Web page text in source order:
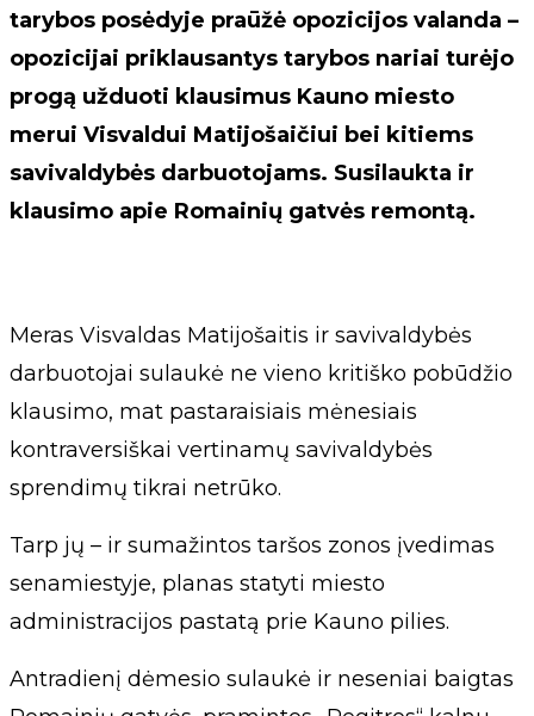
tarybos posėdyje praūžė opozicijos valanda –
opozicijai priklausantys tarybos nariai turėjo
progą užduoti klausimus Kauno miesto
merui Visvaldui Matijošaičiui bei kitiems
savivaldybės darbuotojams. Susilaukta ir
klausimo apie Romainių gatvės remontą.
Meras Visvaldas Matijošaitis ir savivaldybės
darbuotojai sulaukė ne vieno kritiško pobūdžio
klausimo, mat pastaraisiais mėnesiais
kontraversiškai vertinamų savivaldybės
sprendimų tikrai netrūko.
Tarp jų – ir sumažintos taršos zonos įvedimas
senamiestyje, planas statyti miesto
administracijos pastatą prie Kauno pilies.
Antradienį dėmesio sulaukė ir neseniai baigtas